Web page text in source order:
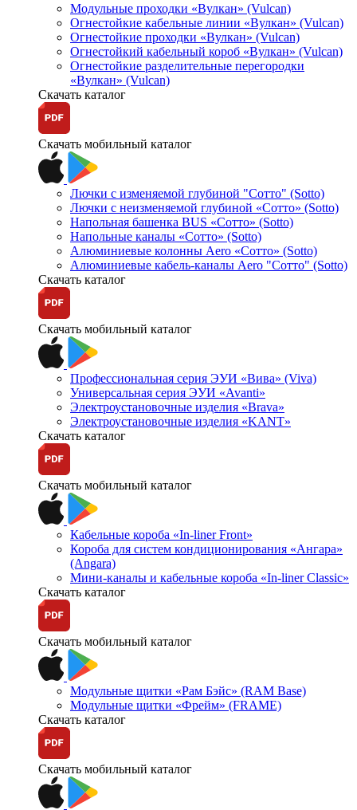
Модульные проходки «Вулкан» (Vulcan)
Огнестойкие кабельные линии «Вулкан» (Vulcan)
Огнестойкие проходки «Вулкан» (Vulcan)
Огнестойкий кабельный короб «Вулкан» (Vulcan)
Огнестойкие разделительные перегородки
«Вулкан» (Vulcan)
Скачать каталог
Скачать мобильный каталог
Лючки с изменяемой глубиной "Сотто" (Sotto)
Лючки с неизменяемой глубиной «Сотто» (Sotto)
Напольная башенка BUS «Сотто» (Sotto)
Напольные каналы «Сотто» (Sotto)
Алюминиевые колонны Aero «Сотто» (Sotto)
Алюминиевые кабель-каналы Aero "Сотто" (Sotto)
Скачать каталог
Скачать мобильный каталог
Профессиональная серия ЭУИ «Вива» (Viva)
Универсальная серия ЭУИ «Avanti»
Электроустановочные изделия «Brava»
Электроустановочные изделия «KANT»
Скачать каталог
Скачать мобильный каталог
Кабельные короба «In-liner Front»
Короба для систем кондиционирования «Ангара»
(Angara)
Мини-каналы и кабельные короба «In-liner Classic»
Скачать каталог
Скачать мобильный каталог
Модульные щитки «Рам Бэйс» (RAM Base)
Модульные щитки «Фрейм» (FRAME)
Скачать каталог
Скачать мобильный каталог